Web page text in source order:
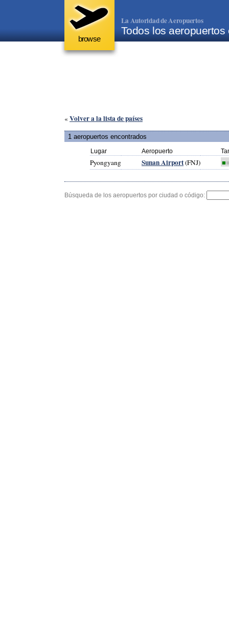
browse
La Autoridad de Aeropuertos
Todos los
« Volver a la lista de países
1 aeropuertos encontrados
Lugar Aeropuerto
Pyongyang Sunan Airport(FNJ) ■
Búsqueda de los aeropuertos por ciudad o código: